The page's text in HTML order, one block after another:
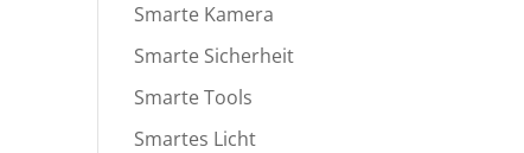
Smarte Kamera
Smarte Sicherheit
Smarte Tools
Smartes Licht